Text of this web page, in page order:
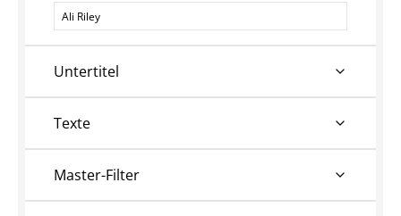
Personen
Untertitel
Texte
Master-Filter